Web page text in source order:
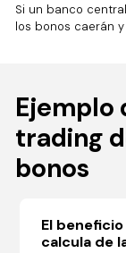
Si un banco
los bonos caerán
Ejemplo
trading
bonos
El
calcula de